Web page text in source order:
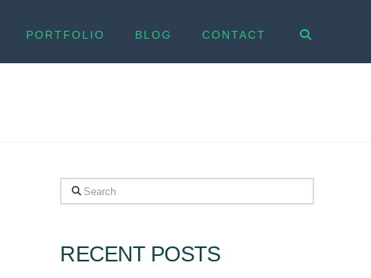
PORTFOLIO BLOG CONTACT
Search
RECENT POSTS